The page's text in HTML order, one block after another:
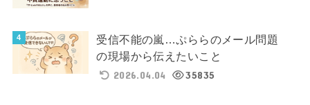
受信不能の嵐…ぷららのメール問題
の現場から伝えたいこと
2026.04.04
35835